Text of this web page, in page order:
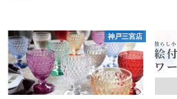
神戸三宮店